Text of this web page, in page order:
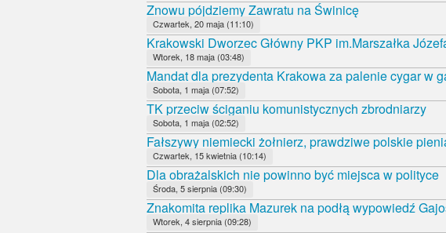
Znowu pójdziemy Zawratu na Świnicę
Czwartek, 20 maja (11:10)
Krakowski Dworzec Główny PKP im.Marszałka
Wtorek, 18 maja (03:48)
Mandat dla prezydenta Krakowa za palenie cygar w
Sobota, 1 maja (07:52)
TK przeciw ściganiu komunistycznych zbrodniarzy
Sobota, 1 maja (02:52)
Fałszywy niemiecki żołnierz, prawdziwe polskie
Czwartek, 15 kwietnia (10:14)
Dla obrażalskich nie powinno być miejsca w polityce
Środa, 5 sierpnia (09:30)
Znakomita replika Mazurek na podłą wypowiedź
Wtorek, 4 sierpnia (09:28)